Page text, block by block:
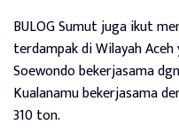
BULOG Sumut juga ikut
terdampak di Wilayah
Soewondo bekerjasama
Kualanamu bekerjasama
310 ton.